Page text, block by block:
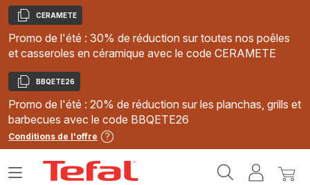
Copier
CERAMETE
Promo de l'été : 30% de réduction sur toutes nos poêles
et casseroles en céramique avec le code CERAMETE
Copier
BBQETE26
Promo de l'été : 20% de réduction sur les planchas, grills et
barbecues avec le code BBQETE26
Conditions de l'offre
MonMon
Ouvrir